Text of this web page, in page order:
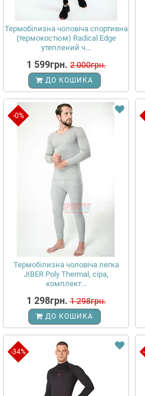
Термобілизна чоловіча спортивна
(термокостюм) Radical Edge
утеплений ч...
1 599грн. 2 000грн.
ДО КОШИКА
-0%
Термобілизна чоловіча легка
JIBER Poly Thermal, сіра,
комплект...
1 298грн. 1 298грн.
ДО КОШИКА
-34%